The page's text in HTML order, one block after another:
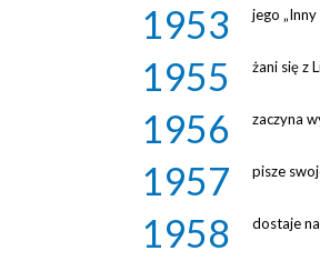
1953 jego
1955 żani się z
1956 zaczyna
1957 pisze
1958 dostaje